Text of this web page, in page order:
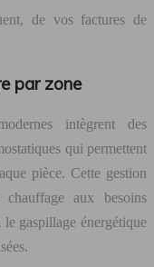
de vos factures de
par zone
intègrent des
qui permettent
pièce. Cette gestion
aux besoins
gaspillage énergétique